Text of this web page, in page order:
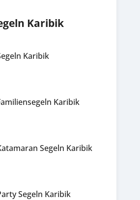
Karibik
Karibik
Karibik
Segeln Karibik
Segeln Karibik